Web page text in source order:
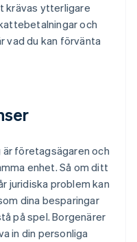
krävas ytterligare
och
vad du kan förvänta
företagsägaren och
enhet. Så om ditt
juridiska problem kan
dina besparingar
på spel. Borgenärer
in din personliga